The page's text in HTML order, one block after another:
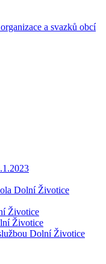
a svazků obcí
Dolní Životice
Životice
Životice
Dolní Životice